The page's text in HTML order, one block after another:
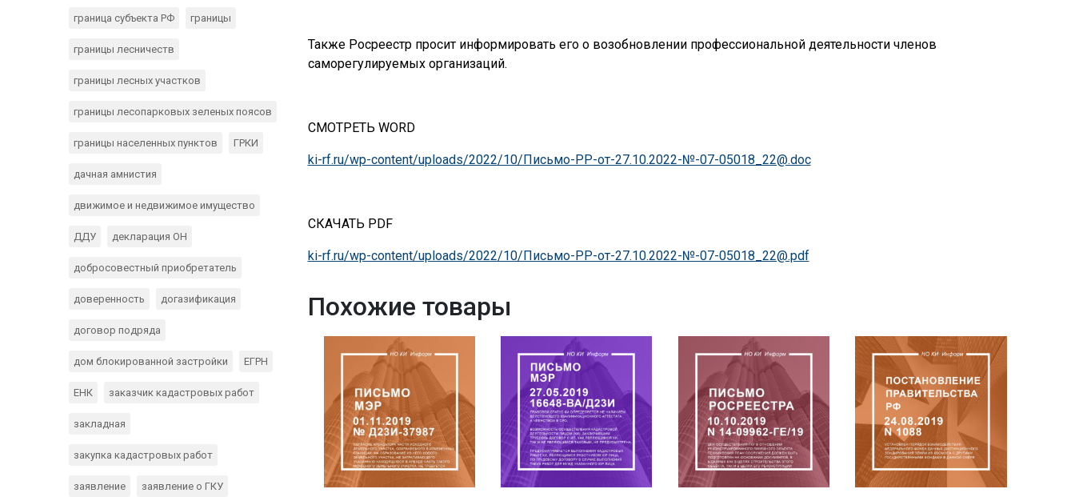
граница субъекта РФ границы
границы лесничеств
границы лесных участков
границы лесопарковых зеленых поясов
границы населенных пунктов ГРКИ
дачная амнистия
движимое и недвижимое имущество
ДДУ декларация ОН
добросовестный приобретатель
доверенность догазификация
договор подряда
дом блокированной застройки ЕГРН
ЕНК заказчик кадастровых работ
закладная
закупка кадастровых работ
заявление заявление о ГКУ
Также Росреестр просит информировать его о возобновлении профессиональной деятельности членов
саморегулируемых организаций.
СМОТРЕТЬ WORD
ki-rf.ru/wp-content/uploads/2022/10/Письмо-РР-от-27.10.2022-№-07-05018_22@.doc
СКАЧАТЬ PDF
ki-rf.ru/wp-content/uploads/2022/10/Письмо-РР-от-27.10.2022-№-07-05018_22@.pdf
Похожие товары